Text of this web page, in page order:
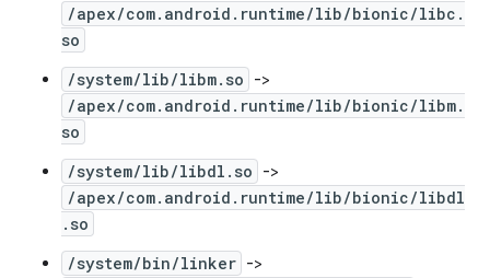
/apex/com.android.runtime/lib/bionic/libc.
so
/system/lib/libm.so ->
/apex/com.android.runtime/lib/bionic/libm.
so
/system/lib/libdl.so ->
/apex/com.android.runtime/lib/bionic/libdl
.so
/system/bin/linker ->